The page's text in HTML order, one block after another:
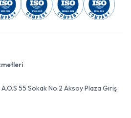
55 Sokak No:2 Aksoy Plaza Giriş